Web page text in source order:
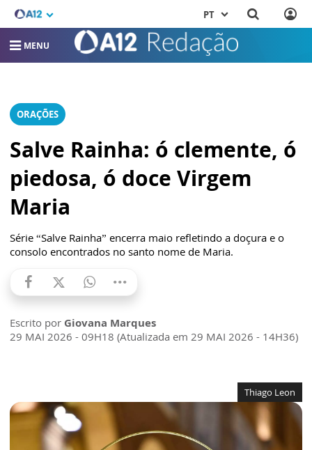
PT
MENU
ORAÇÕES
Salve Rainha: ó clemente, ó
piedosa, ó doce Virgem
Maria
Série “Salve Rainha” encerra maio refletindo a doçura e o
consolo encontrados no santo nome de Maria.
Escrito por Giovana Marques
29 MAI 2026 - 09H18 (Atualizada em 29 MAI 2026 - 14H36)
Thiago Leon